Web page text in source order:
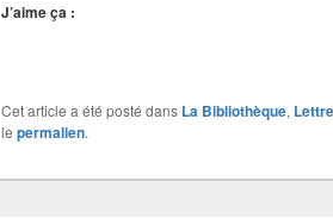
J’aime ça :
Cet article a été posté dans La Bibliothèque,
le permalien.